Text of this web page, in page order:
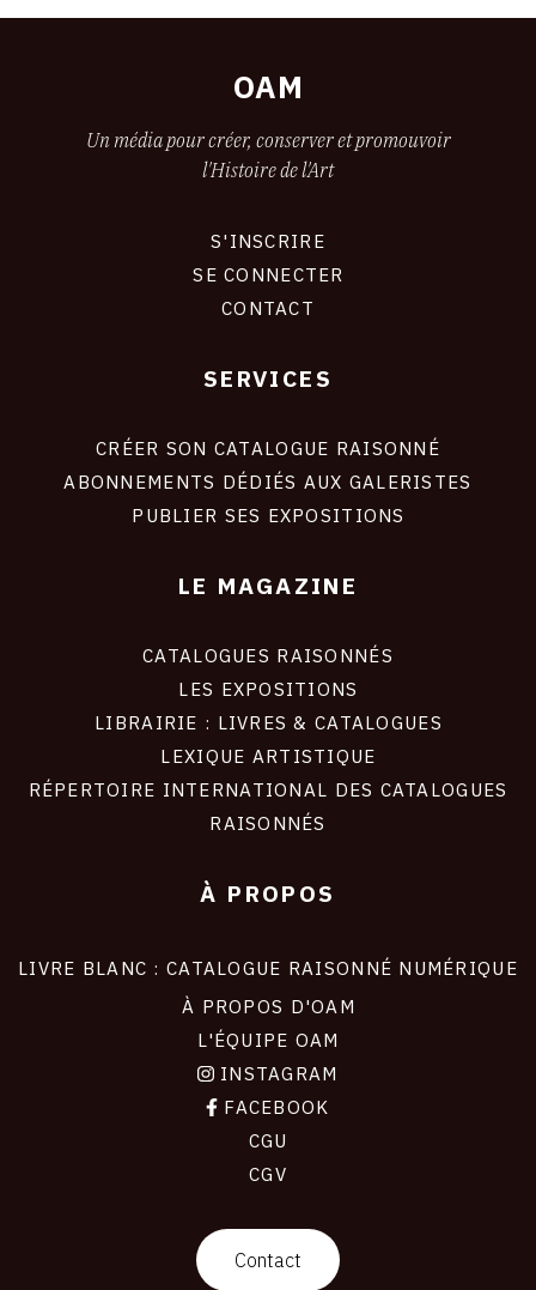
OAM
Un média pour créer, conserver et promouvoir
l'Histoire de l'Art
S'INSCRIRE
SE CONNECTER
CONTACT
SERVICES
CRÉER SON CATALOGUE RAISONNÉ
ABONNEMENTS DÉDIÉS AUX GALERISTES
PUBLIER SES EXPOSITIONS
LE MAGAZINE
CATALOGUES RAISONNÉS
LES EXPOSITIONS
LIBRAIRIE : LIVRES & CATALOGUES
LEXIQUE ARTISTIQUE
RÉPERTOIRE INTERNATIONAL DES CATALOGUES
RAISONNÉS
À PROPOS
LIVRE BLANC : CATALOGUE RAISONNÉ NUMÉRIQUE
À PROPOS D'OAM
L'ÉQUIPE OAM
INSTAGRAM
FACEBOOK
CGU
CGV
Contact